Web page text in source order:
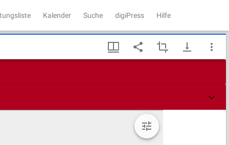
Kalender Suche digiPress Hilfe